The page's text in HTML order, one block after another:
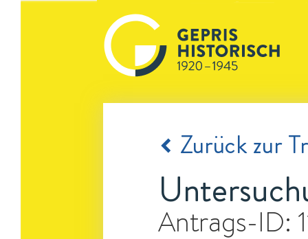
Zurück zur
Antrags-ID: